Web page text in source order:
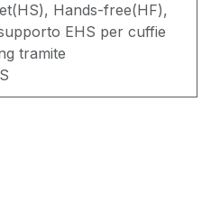
Hands-free(HF),
EHS per cuffie
tramite